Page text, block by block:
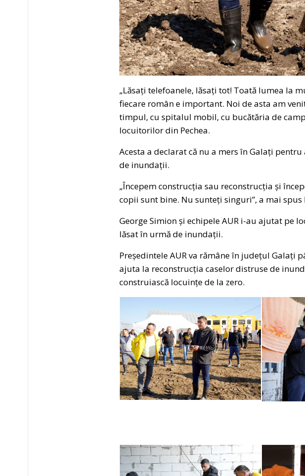
„Lăsați telefoanele, lăsați tot! Toată lumea la
fiecare român e important. Noi de asta am
timpul, cu spitalul mobil, cu bucătăria de
locuitorilor din Pechea.
Acesta a declarat că nu a mers în Galați
de inundații.
„Începem construcția sau reconstrucția și
copii sunt bine. Nu sunteți singuri”, a mai spus
George Simion și echipele AUR i-au ajutat pe
lăsat în urmă de inundații.
Președintele AUR va rămâne în județul Galați
ajuta la reconstrucția caselor distruse de
construiască locuințe de la zero.